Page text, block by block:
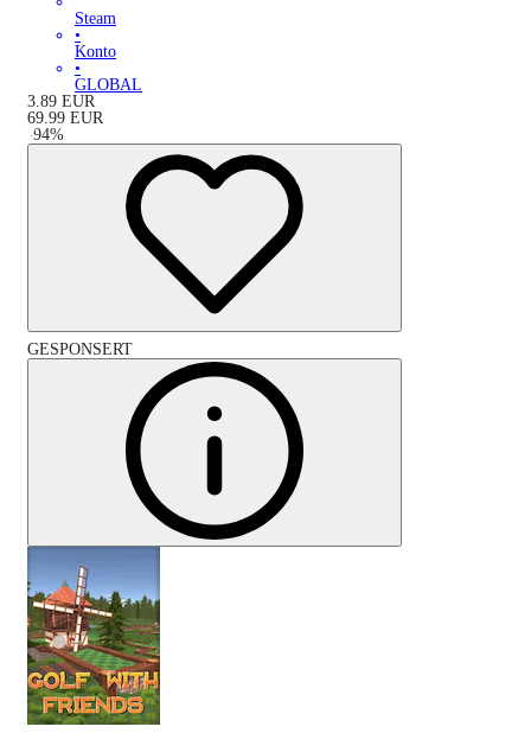
Steam
•
Konto
•
GLOBAL
3.89 EUR
69.99 EUR
-94%
GESPONSERT